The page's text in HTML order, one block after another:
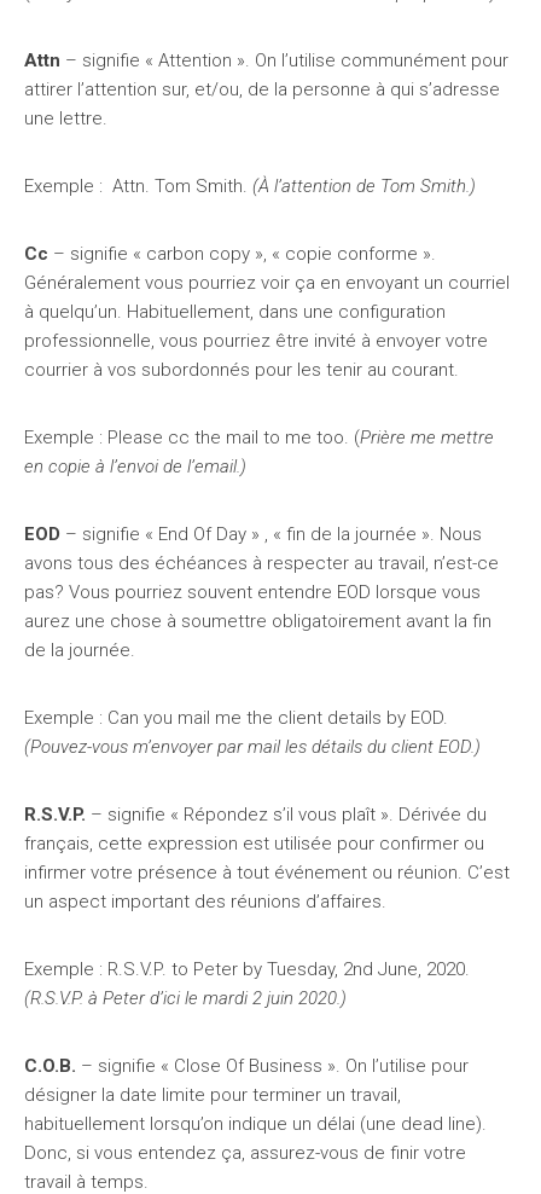
Attn – signifie « Attention ». On l’utilise communément pour
attirer l’attention sur, et/ou, de la personne à qui s’adresse
une lettre.
Exemple : Attn. Tom Smith. (À l’attention de Tom Smith.)
Cc – signifie « carbon copy », « copie conforme ».
Généralement vous pourriez voir ça en envoyant un courriel
à quelqu’un. Habituellement, dans une configuration
professionnelle, vous pourriez être invité à envoyer votre
courrier à vos subordonnés pour les tenir au courant.
Exemple : Please cc the mail to me too. (Prière me mettre
en copie à l’envoi de l’email.)
EOD – signifie « End Of Day » , « fin de la journée ». Nous
avons tous des échéances à respecter au travail, n’est-ce
pas? Vous pourriez souvent entendre EOD lorsque vous
aurez une chose à soumettre obligatoirement avant la fin
de la journée.
Exemple : Can you mail me the client details by EOD.
(Pouvez-vous m’envoyer par mail les détails du client EOD.)
R.S.V.P. – signifie « Répondez s’il vous plaît ». Dérivée du
français, cette expression est utilisée pour confirmer ou
infirmer votre présence à tout événement ou réunion. C’est
un aspect important des réunions d’affaires.
Exemple : R.S.V.P. to Peter by Tuesday, 2nd June, 2020.
(R.S.V.P. à Peter d’ici le mardi 2 juin 2020.)
C.O.B. – signifie « Close Of Business ». On l’utilise pour
désigner la date limite pour terminer un travail,
habituellement lorsqu’on indique un délai (une dead line).
Donc, si vous entendez ça, assurez-vous de finir votre
travail à temps.